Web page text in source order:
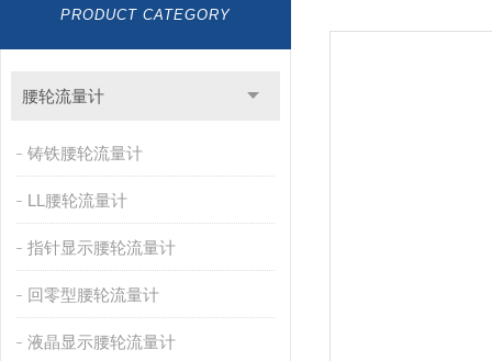
PRODUCT CATEGORY
腰轮流量计
铸铁腰轮流量计
LL腰轮流量计
指针显示腰轮流量计
回零型腰轮流量计
液晶显示腰轮流量计